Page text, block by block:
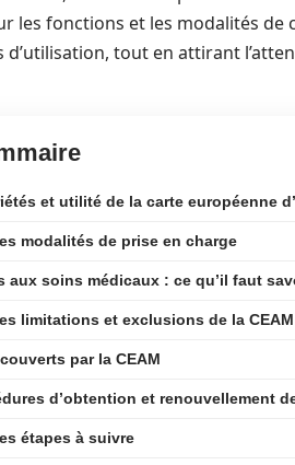
les fonctions et les modalités de
d’utilisation, tout en attirant
et utilité de la carte européenne
modalités de prise en charge
aux soins médicaux : ce qu’il faut
limitations et exclusions de la CEAM
par la CEAM
d’obtention et renouvellement
étapes à suivre